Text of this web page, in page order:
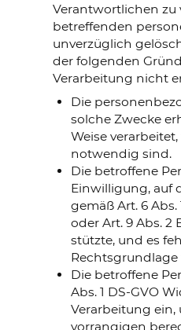
Verantwortlichen zu
betreffenden
unverzüglich
der folgenden
Verarbeitung nicht
Die
solche Zwecke
Weise
notwendig sind.
Die betroffene
Einwilligung, auf
gemäß Art. 6 Abs.
oder Art. 9 Abs. 2
stützte, und es
Rechtsgrundlage
Die betroffene
Abs. 1 DS-GVO
Verarbeitung ein,
vorrangigen